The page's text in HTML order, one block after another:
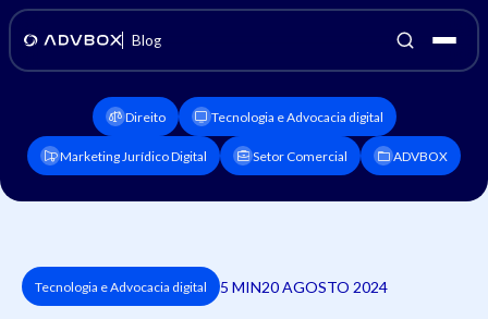
Blog
Direito Tecnologia e Advocacia digital
Marketing Jurídico Digital Setor Comercial ADVBOX
Tecnologia e Advocacia digital 5 MIN20 AGOSTO 2024